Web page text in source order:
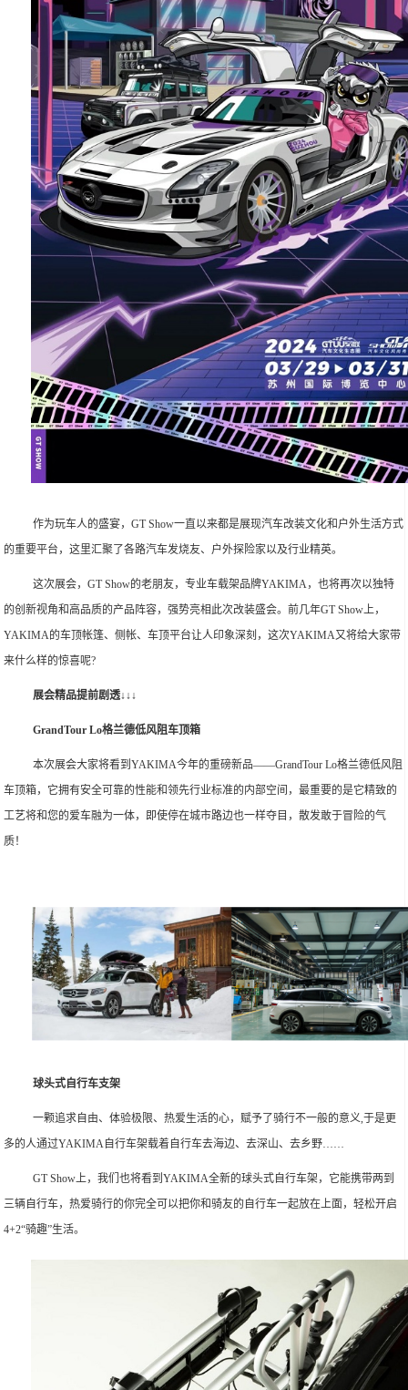
作为玩车人的盛宴，GT Show一直以来都是展现汽车改装文化和户外生活方式
的重要平台，这里汇聚了各路汽车发烧友、户外探险家以及行业精英。
这次展会，GT Show的老朋友，专业车载架品牌YAKIMA，也将再次以独特
的创新视角和高品质的产品阵容，强势亮相此次改装盛会。前几年GT Show上，
YAKIMA的车顶帐篷、侧帐、车顶平台让人印象深刻，这次YAKIMA又将给大家带
来什么样的惊喜呢?
展会精品提前剧透↓↓↓
GrandTour Lo格兰德低风阻车顶箱
本次展会大家将看到YAKIMA今年的重磅新品——GrandTour Lo格兰德低风阻
车顶箱，它拥有安全可靠的性能和领先行业标准的内部空间，最重要的是它精致的
工艺将和您的爱车融为一体，即使停在城市路边也一样夺目，散发敢于冒险的气
质！
球头式自行车支架
一颗追求自由、体验极限、热爱生活的心，赋予了骑行不一般的意义,于是更
多的人通过YAKIMA自行车架载着自行车去海边、去深山、去乡野……
GT Show上，我们也将看到YAKIMA全新的球头式自行车架，它能携带两到
三辆自行车，热爱骑行的你完全可以把你和骑友的自行车一起放在上面，轻松开启
4+2“骑趣”生活。